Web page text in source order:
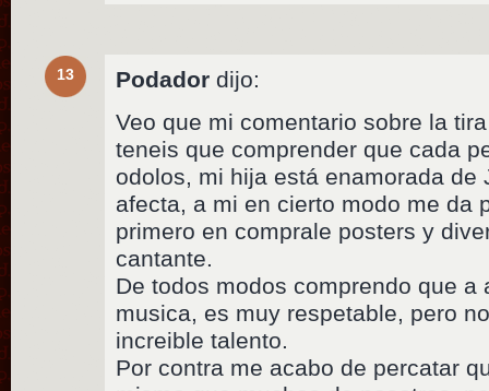
13 Podador dijo:
Veo que mi comentario sobre la
teneis que comprender que cada
odolos, mi hija está enamorada de
afecta, a mi en cierto modo me da
primero en comprale posters y
cantante.
De todos modos comprendo que a
musica, es muy respetable, pero
increible talento.
Por contra me acabo de percatar